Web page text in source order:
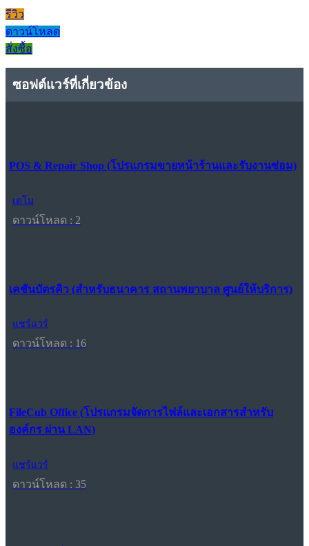
รีวิว
ดาวน์โหลด
สั่งซื้อ
ซอฟต์แวร์ที่เกี่ยวข้อง
POS & Repair Shop (โปรแกรมขายหน้าร้านและรับงานซ่อม)
เดโม
ดาวน์โหลด : 2
เคชันบัตรคิว (สำหรับธนาคาร สถานพยาบาล ศูนย์ให้บริการ)
แชร์แวร์
ดาวน์โหลด : 16
FileCub Office (โปรแกรมจัดการไฟล์และเอกสารสำหรับ
องค์กร ผ่าน LAN)
แชร์แวร์
ดาวน์โหลด : 35